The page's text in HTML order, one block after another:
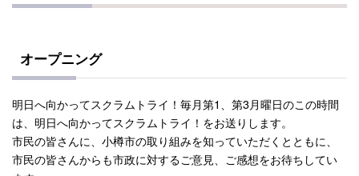
オープニング
明日へ向かってスクラムトライ！毎月第1、第3月曜日のこの時間
は、明日へ向かってスクラムトライ！をお送りします。
市民の皆さんに、小樽市の取り組みを知っていただくとともに、
市民の皆さんからも市政に対するご意見、ご感想をお待ちしてい